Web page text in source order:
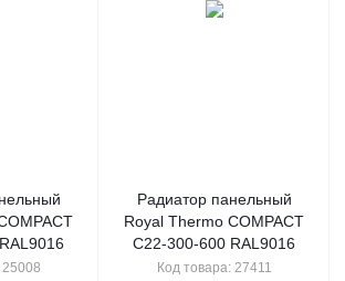
25008
Радиатор панельный
Royal Thermo COMPACT
C22-300-600 RAL9016
Код товара: 27411